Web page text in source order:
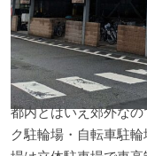
都内とはいえ郊外な
ク駐輪場・自転車駐